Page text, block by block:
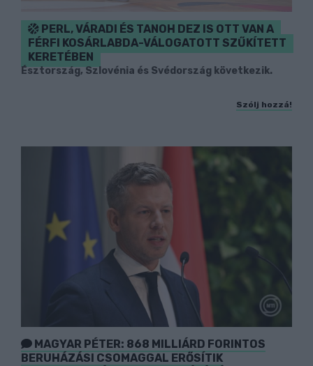
PERL, VÁRADI ÉS TANOH DEZ IS OTT VAN A
FÉRFI KOSÁRLABDA-VÁLOGATOTT SZŰKÍTETT
KERETÉBEN
Észtország, Szlovénia és Svédország következik.
Szólj hozzá!
MAGYAR PÉTER: 868 MILLIÁRD FORINTOS
BERUHÁZÁSI CSOMAGGAL ERŐSÍTIK